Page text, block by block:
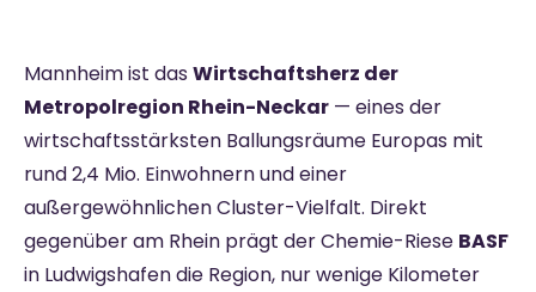
Mannheim ist das Wirtschaftsherz der
Metropolregion Rhein-Neckar — eines der
wirtschaftsstärksten Ballungsräume Europas mit
rund 2,4 Mio. Einwohnern und einer
außergewöhnlichen Cluster-Vielfalt. Direkt
gegenüber am Rhein prägt der Chemie-Riese BASF
in Ludwigshafen die Region, nur wenige Kilometer